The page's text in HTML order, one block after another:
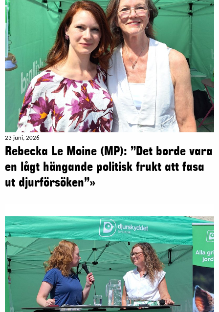
23 juni, 2026
Rebecka Le Moine (MP): ”Det borde vara
en lågt hängande politisk frukt att fasa
ut djurförsöken”»